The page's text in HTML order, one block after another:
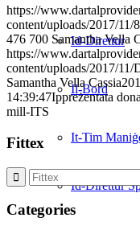
Id-Direttur
Il-Bord
It-Tim
Id-Direttur
https://
content/uploads/2017/
476 700 Samantha Vella
https://
content/uploads/2017/
Samantha Vella Cassia
14:39:47Ippreżentata
mill-ITS
Fittex
Categories